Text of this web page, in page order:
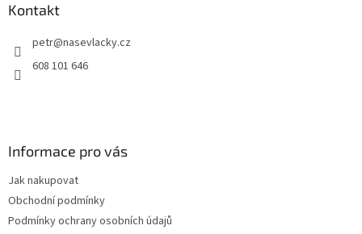
Kontakt
petr@nasevlacky.cz
608 101 646
Informace pro vás
Jak nakupovat
Obchodní podmínky
Podmínky ochrany osobních údajů